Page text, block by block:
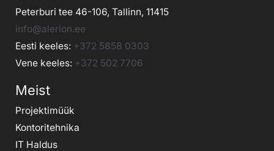
Peterburi tee 46-106, Tallinn, 11415
info@alerion.ee
Eesti keeles: +372 5858 0303
Vene keeles: +372 502 7706
Meist
Projektimüük
Kontoritehnika
IT Haldus